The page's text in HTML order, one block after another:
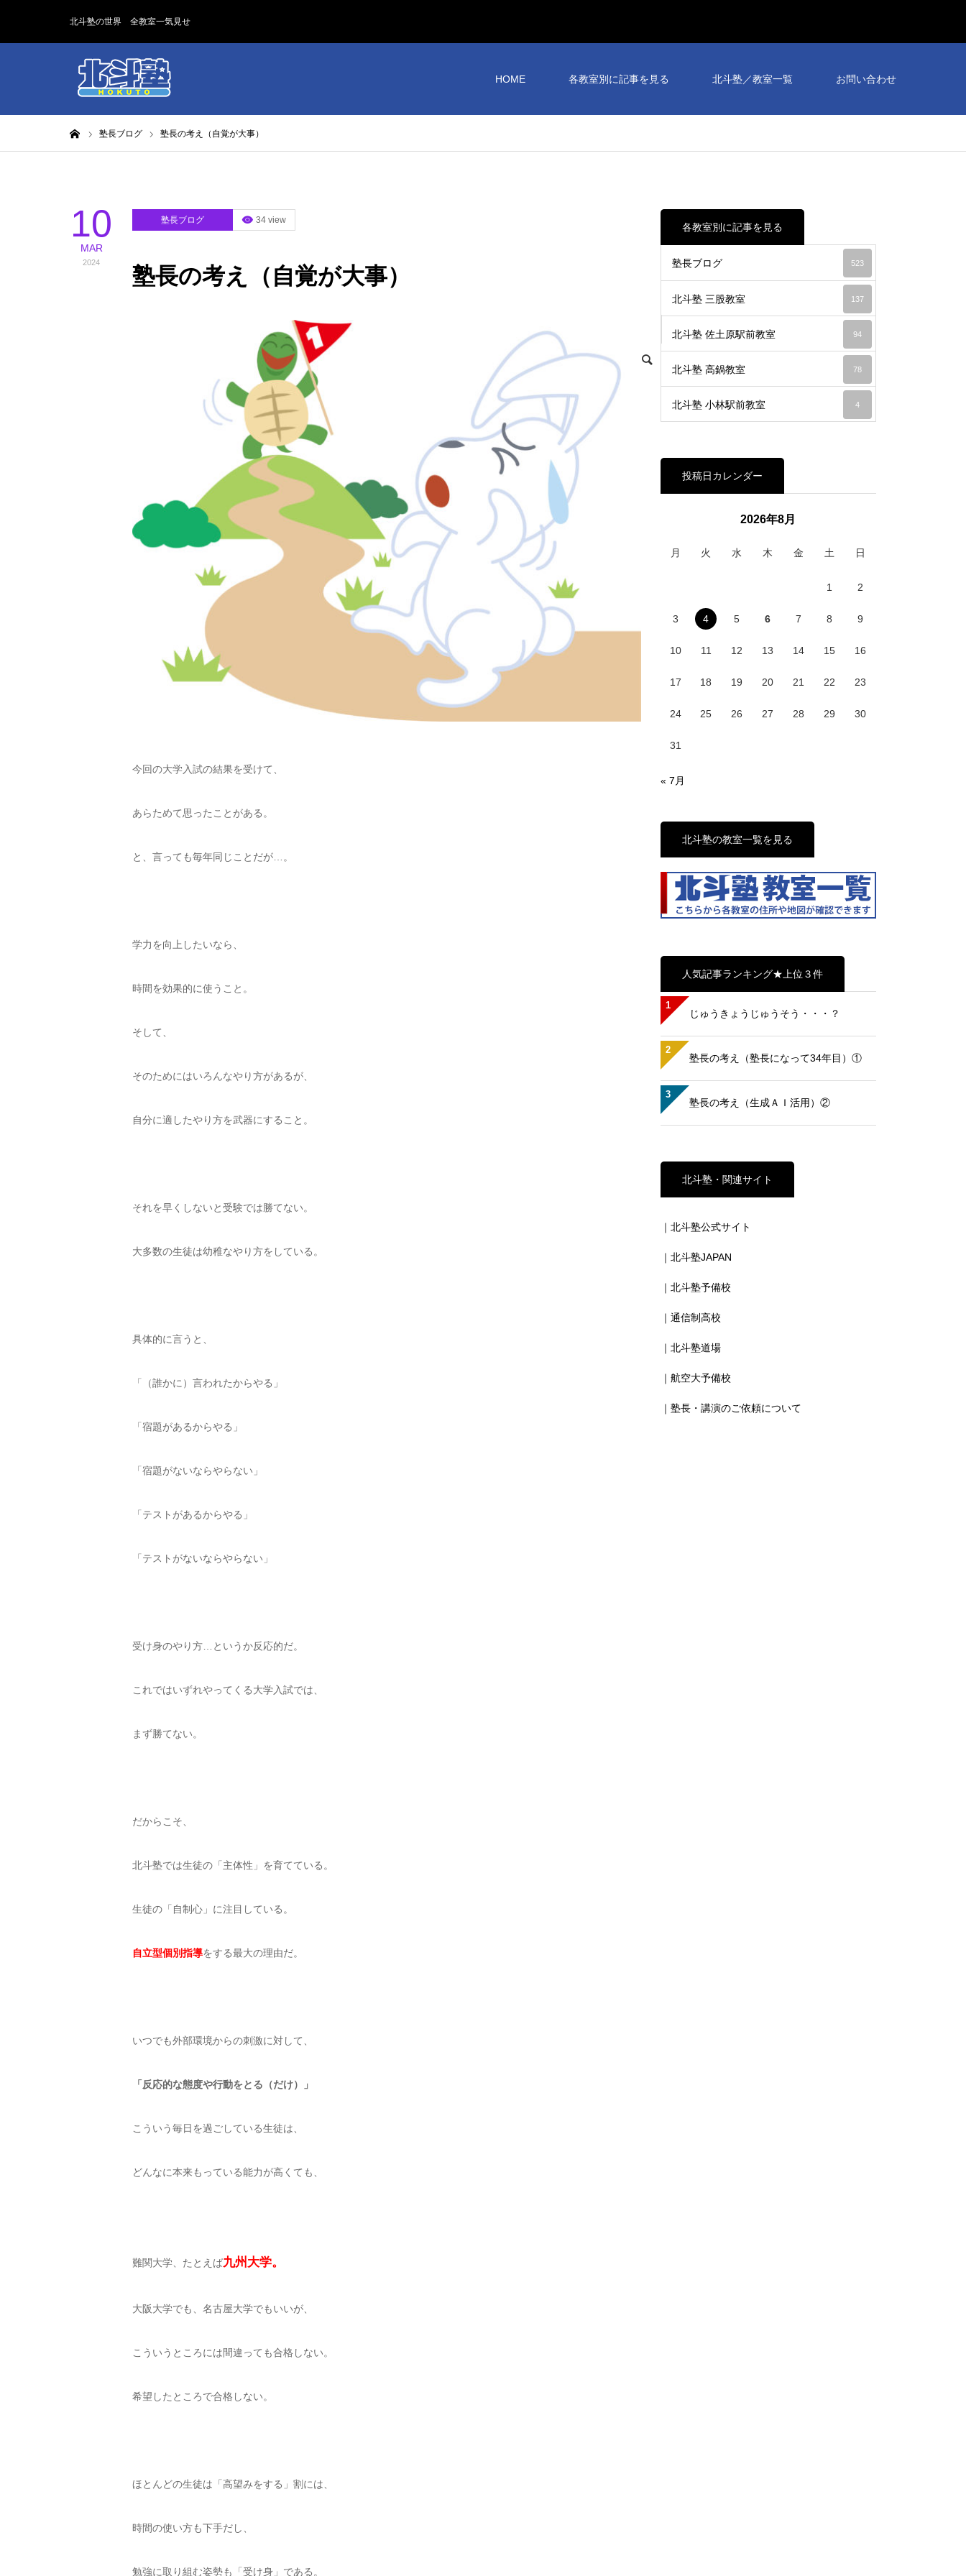
北斗塾の世界 全教室一気見せ
HOME 各教室別に記事を見る 北斗塾／教室一覧 お問い合わせ
塾長ブログ 塾長の考え（自覚が大事）
10
MAR
2024
塾長ブログ 34 view
塾長の考え（自覚が大事）
今回の大学入試の結果を受けて、
あらためて思ったことがある。
と、言っても毎年同じことだが…。
学力を向上したいなら、
時間を効果的に使うこと。
そして、
そのためにはいろんなやり方があるが、
自分に適したやり方を武器にすること。
それを早くしないと受験では勝てない。
大多数の生徒は幼稚なやり方をしている。
具体的に言うと、
「（誰かに）言われたからやる」
「宿題があるからやる」
「宿題がないならやらない」
「テストがあるからやる」
「テストがないならやらない」
受け身のやり方…というか反応的だ。
これではいずれやってくる大学入試では、
まず勝てない。
だからこそ、
北斗塾では生徒の「主体性」を育てている。
生徒の「自制心」に注目している。
自立型個別指導をする最大の理由だ。
いつでも外部環境からの刺激に対して、
「反応的な態度や行動をとる（だけ）」
こういう毎日を過ごしている生徒は、
どんなに本来もっている能力が高くても、
難関大学、たとえば九州大学。
大阪大学でも、名古屋大学でもいいが、
こういうところには間違っても合格しない。
希望したところで合格しない。
ほとんどの生徒は「高望みをする」割には、
時間の使い方も下手だし、
勉強に取り組む姿勢も「受け身」である。
各教室別に記事を見る
塾長ブログ 523
北斗塾 三股教室 137
北斗塾 佐土原駅前教室 94
北斗塾 高鍋教室 78
北斗塾 小林駅前教室 4
投稿日カレンダー
2026年8月
月 火 水 木 金 土 日
1 2
3 4 5 6 7 8 9
10 11 12 13 14 15 16
17 18 19 20 21 22 23
24 25 26 27 28 29 30
31
« 7月
北斗塾の教室一覧を見る
人気記事ランキング★上位３件
1
じゅうきょうじゅうそう・・・？
2
塾長の考え（塾長になって34年目）①
3
塾長の考え（生成ＡＩ活用）②
北斗塾・関連サイト
｜北斗塾公式サイト
｜北斗塾JAPAN
｜北斗塾予備校
｜通信制高校
｜北斗塾道場
｜航空大予備校
｜塾長・講演のご依頼について